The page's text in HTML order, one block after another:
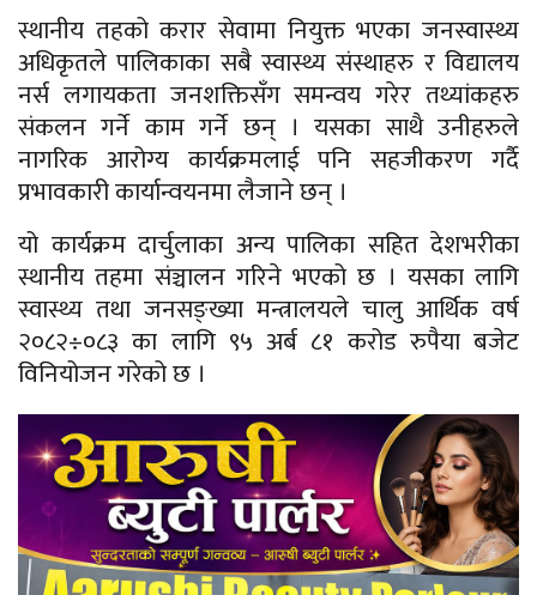
स्थानीय तहको करार सेवामा नियुक्त भएका जनस्वास्थ्य
अधिकृतले पालिकाका सबै स्वास्थ्य संस्थाहरु र विद्यालय
नर्स लगायकता जनशक्तिसँग समन्वय गरेर तथ्यांकहरु
संकलन गर्ने काम गर्ने छन् । यसका साथै उनीहरुले
नागरिक आरोग्य कार्यक्रमलाई पनि सहजीकरण गर्दै
प्रभावकारी कार्यान्वयनमा लैजाने छन् ।
यो कार्यक्रम दार्चुलाका अन्य पालिका सहित देशभरीका
स्थानीय तहमा संञ्चालन गरिने भएको छ । यसका लागि
स्वास्थ्य तथा जनसङ्ख्या मन्त्रालयले चालु आर्थिक वर्ष
२०८२÷०८३ का लागि ९५ अर्ब ८१ करोड रुपैया बजेट
विनियोजन गरेको छ ।